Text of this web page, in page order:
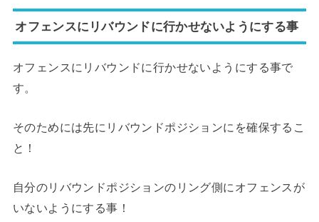
オフェンスにリバウンドに行かせないようにする事
オフェンスにリバウンドに行かせないようにする事で
す。
そのためには先にリバウンドポジションにを確保するこ
と！
自分のリバウンドポジションのリング側にオフェンスが
いないようにする事！